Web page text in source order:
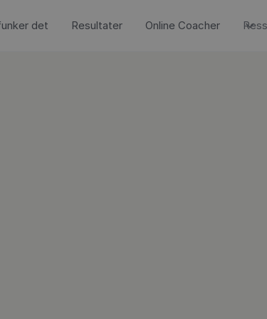
det Resultater Online Coacher